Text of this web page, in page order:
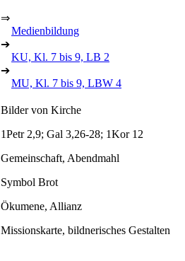
⇒
Medienbildung
➔
KU, Kl. 7 bis 9, LB 2
➔
MU, Kl. 7 bis 9, LBW 4
Bilder von Kirche
1Petr 2,9; Gal 3,26-28; 1Kor 12
Gemeinschaft, Abendmahl
Symbol Brot
Ökumene, Allianz
Missionskarte, bildnerisches Gestalten